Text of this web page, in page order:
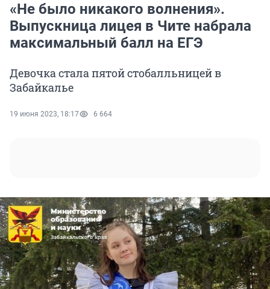
«Не было никакого волнения».
Выпускница лицея в Чите набрала
максимальный балл на ЕГЭ
Девочка стала пятой стобалльницей в
Забайкалье
19 июня 2023, 18:17 6 664